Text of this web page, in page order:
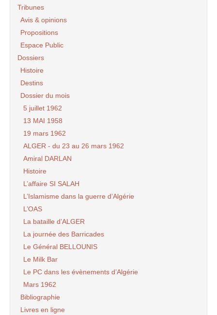
Tribunes
Avis & opinions
Propositions
Espace Public
Dossiers
Histoire
Destins
Dossier du mois
5 juillet 1962
13 MAI 1958
19 mars 1962
ALGER - du 23 au 26 mars 1962
Amiral DARLAN
Histoire
L’affaire SI SALAH
L’Islamisme dans la guerre d’Algérie
L’OAS
La bataille d’ALGER
La journée des Barricades
Le Général BELLOUNIS
Le Milk Bar
Le PC dans les évènements d’Algérie
Mars 1962
Bibliographie
Livres en ligne